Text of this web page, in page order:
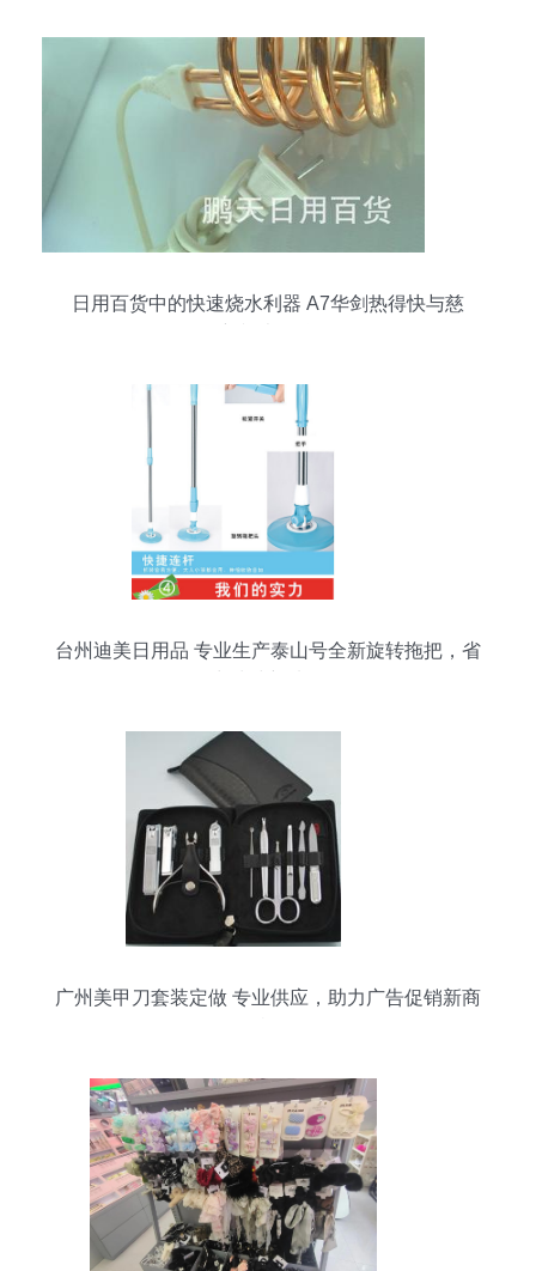
日用百货中的快速烧水利器 A7华剑热得快与慈
台州迪美日用品 专业生产泰山号全新旋转拖把，省
广州美甲刀套装定做 专业供应，助力广告促销新商